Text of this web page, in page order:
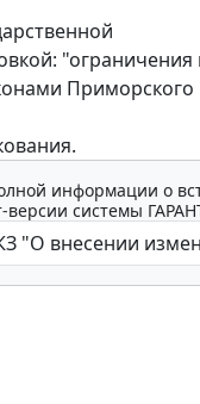
"ограничения
Приморского
информации о
версии системы